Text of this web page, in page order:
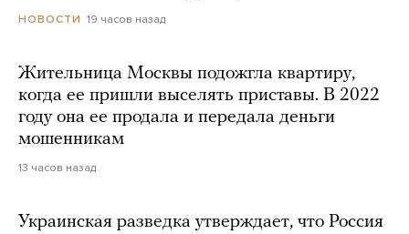
НОВОСТИ 19 часов назад
Жительница Москвы подожгла квартиру,
когда ее пришли выселять приставы. В 2022
году она ее продала и передала деньги
мошенникам
13 часов назад
Украинская разведка утверждает, что Россия